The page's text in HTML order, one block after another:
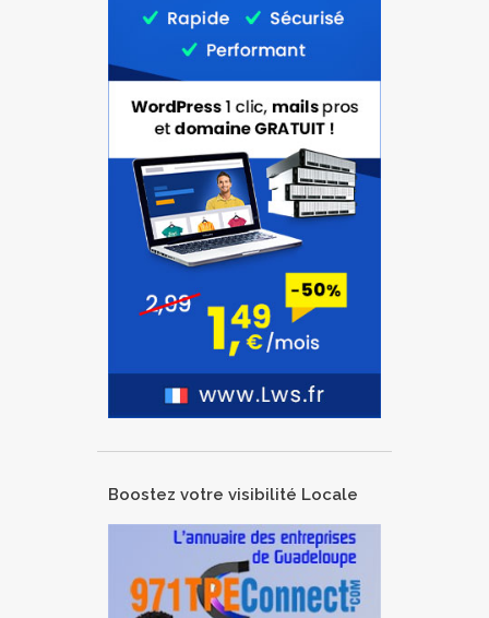
Boostez votre visibilité Locale